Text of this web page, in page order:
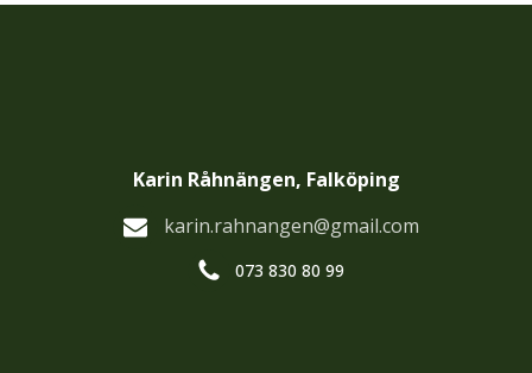
Karin Råhnängen, Falköping
karin.rahnangen@gmail.com
073 830 80 99